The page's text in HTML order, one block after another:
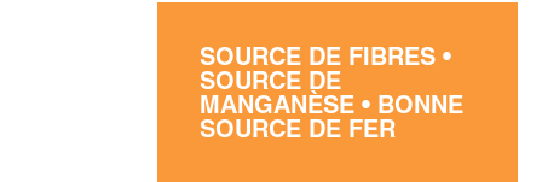
SOURCE DE FIBRES •
SOURCE DE
MANGANÈSE • BONNE
SOURCE DE FER